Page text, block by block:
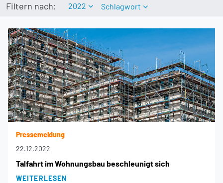
Filtern nach: 2022 Schlagwort
Pressemeldung
22.12.2022
Talfahrt im Wohnungsbau beschleunigt sich
WEITERLESEN